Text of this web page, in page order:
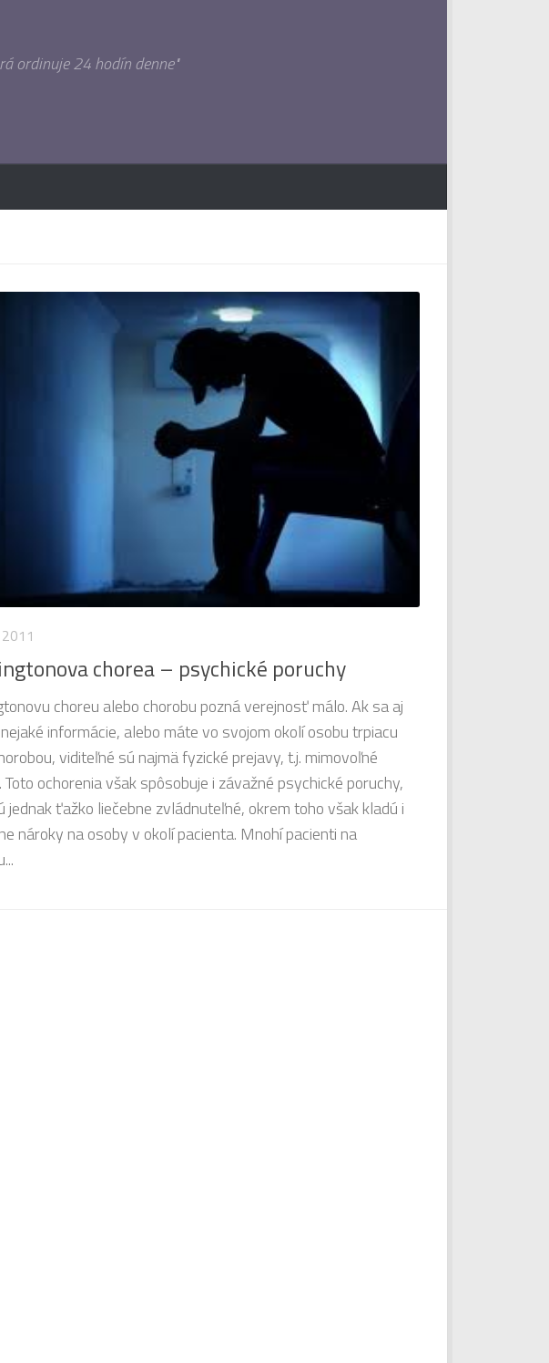
ordinuje 24 hodín denne"
chorea – psychické poruchy
choreu alebo chorobu pozná verejnosť málo. Ak sa aj
informácie, alebo máte vo svojom okolí osobu trpiacu
viditeľné sú najmä fyzické prejavy, t.j. mimovoľné
Toto ochorenia však spôsobuje i závažné psychické poruchy,
jednak ťažko liečebne zvládnuteľné, okrem toho však kladú i
nároky na osoby v okolí pacienta. Mnohí pacienti na